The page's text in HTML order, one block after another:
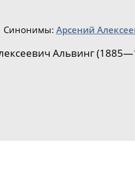
Синонимы: Арсений
Альвинг